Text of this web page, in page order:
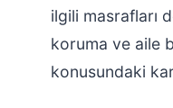
ilgili masrafları
koruma ve aile
konusundaki